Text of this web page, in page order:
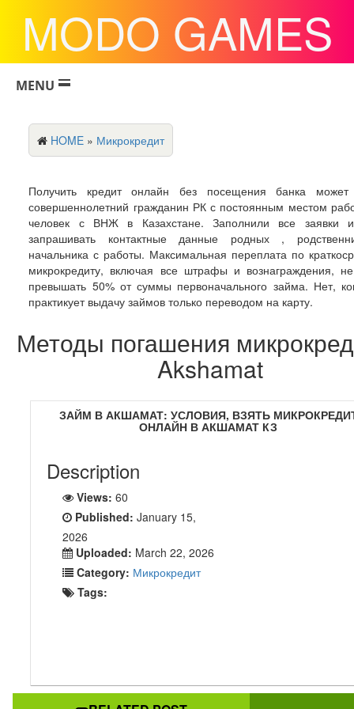
MODO GAMES
MENU
HOME » Микрокредит
Получить кредит онлайн без посещения банка
совершеннолетний гражданин РК с постоянным местом
человек с ВНЖ в Казахстане. Заполнили все заявки
запрашивать контактные данные родных ,
начальника с работы. Максимальная переплата по
микрокредиту, включая все штрафы и вознаграждения,
превышать 50% от суммы первоначального займа. Нет,
практикует выдачу займов только переводом на карту.
Методы погашения
Akshamat
ЗАЙМ В АКШАМАТ: УСЛОВИЯ, ВЗЯТЬ
ОНЛАЙН В АКШАМАТ КЗ
Description
Views: 60
Published: January 15,
2026
Uploaded: March 22, 2026
Category: Микрокредит
Tags: